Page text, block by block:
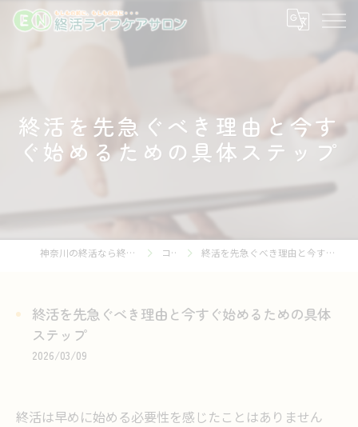
終活を先急ぐべき理由と今す
ぐ始めるための具体ステップ
神奈川の終活なら終活ライフケアサロン コラム 終活を先急ぐべき理由と今すぐ始めるための具体ステップ
終活を先急ぐべき理由と今すぐ始めるための具体
ステップ
2026/03/09
終活は早めに始める必要性を感じたことはありません